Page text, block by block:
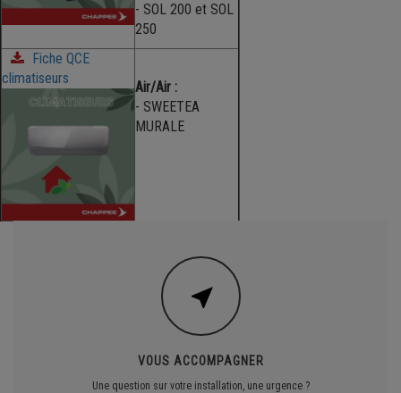
- SOL 200 et SOL
250
Fiche QCE
climatiseurs
Air/Air :
- SWEETEA
MURALE
VOUS ACCOMPAGNER
Une question sur votre installation, une urgence ?